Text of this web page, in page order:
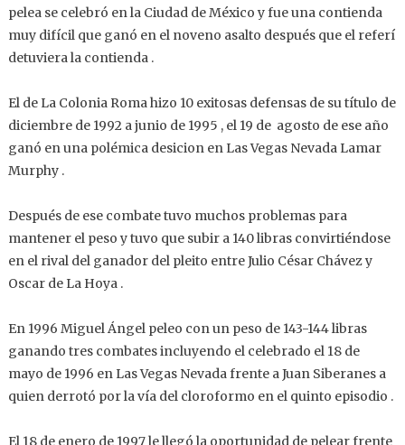
pelea se celebró en la Ciudad de México y fue una contienda
muy difícil que ganó en el noveno asalto después que el referí
detuviera la contienda .
El de La Colonia Roma hizo 10 exitosas defensas de su título de
diciembre de 1992 a junio de 1995 , el 19 de agosto de ese año
ganó en una polémica desicion en Las Vegas Nevada Lamar
Murphy .
Después de ese combate tuvo muchos problemas para
mantener el peso y tuvo que subir a 140 libras convirtiéndose
en el rival del ganador del pleito entre Julio César Chávez y
Oscar de La Hoya .
En 1996 Miguel Ángel peleo con un peso de 143-144 libras
ganando tres combates incluyendo el celebrado el 18 de
mayo de 1996 en Las Vegas Nevada frente a Juan Siberanes a
quien derrotó por la vía del cloroformo en el quinto episodio .
El 18 de enero de 1997 le llegó la oportunidad de pelear frente